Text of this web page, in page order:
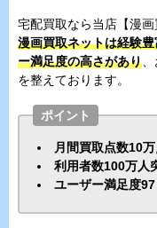
宅配買取なら当店【漫画
漫画買取ネットは経験
ー満足度の高さがあり
を整えております。
ポイント
月間買取点数10
利用者数100万人
ユーザー満足度